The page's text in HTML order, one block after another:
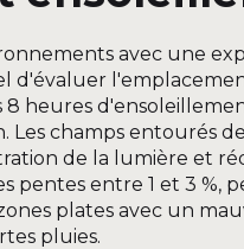
avec une
d'évaluer
8 heures
champs entourés
de la lumière et
pentes entre 1 et 3 %,
plates avec un
pluies.